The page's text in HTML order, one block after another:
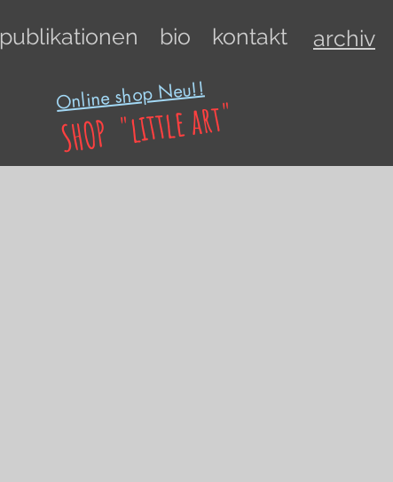
publikationen bio kontakt archiv
SHOP "little art"
Online shop Neu!!